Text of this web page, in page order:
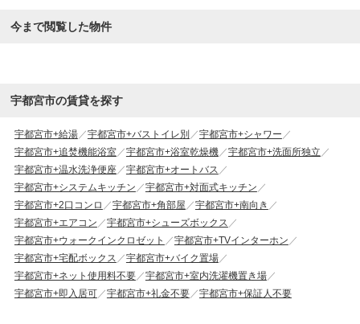
今まで閲覧した物件
宇都宮市の賃貸を探す
宇都宮市+給湯 宇都宮市+バストイレ別
宇都宮市+シャワー
宇都宮市+追焚機能浴室
宇都宮市+浴室乾燥機
宇都宮市+洗面所独立
宇都宮市+温水洗浄便座
宇都宮市+オートバス
宇都宮市+システムキッチン
宇都宮市+対面式キッチン
宇都宮市+2口コンロ
宇都宮市+角部屋
宇都宮市+南向き
宇都宮市+エアコン
宇都宮市+シューズボックス
宇都宮市+ウォークインクロゼット
宇都宮市+TVインターホン
宇都宮市+宅配ボックス
宇都宮市+バイク置場
宇都宮市+ネット使用料不要
宇都宮市+室内洗濯機置き場
宇都宮市+即入居可
宇都宮市+礼金不要 宇都宮市+保証人不要